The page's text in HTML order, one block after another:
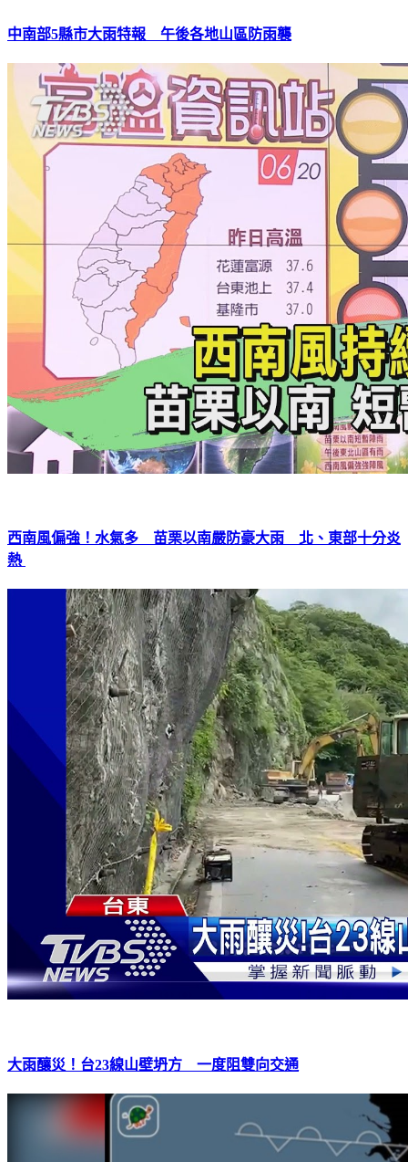
中南部5縣市大雨特報 午後各地山區防雨襲
西南風偏強！水氣多 苗栗以南嚴防豪大雨 北、東部十分炎
熱
大雨釀災！台23線山壁坍方 一度阻雙向交通